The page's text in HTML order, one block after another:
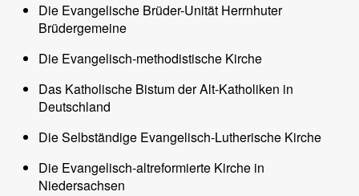
Die Evangelische Brüder-Unität Herrnhuter
Brüdergemeine
Die Evangelisch-methodistische Kirche
Das Katholische Bistum der Alt-Katholiken in
Deutschland
Die Selbständige Evangelisch-Lutherische Kirche
Die Evangelisch-altreformierte Kirche in
Niedersachsen